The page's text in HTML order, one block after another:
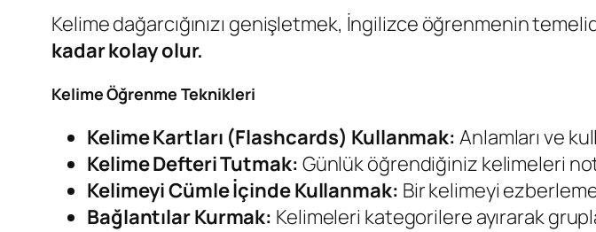
Kelime dağarcığınızı genişletmek, İngilizce öğrenmenin
kadar kolay olur.
Kelime Öğrenme Teknikleri
Kelime Kartları (Flashcards) Kullanmak: Anlamları ve
Kelime Defteri Tutmak: Günlük öğrendiğiniz kelimeleri
Kelimeyi Cümle İçinde Kullanmak: Bir kelimeyi
Bağlantılar Kurmak: Kelimeleri kategorilere ayırarak